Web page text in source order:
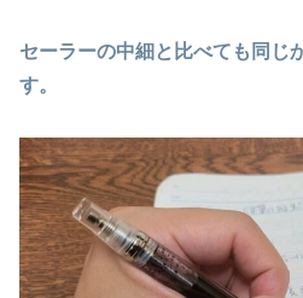
セーラーの中細と比べても同じ
す。